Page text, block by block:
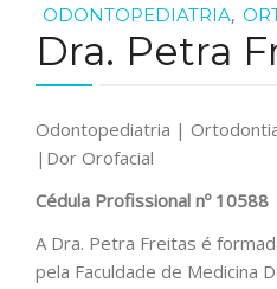
HISTÓRIA
EQUIPA
TRATAMENTOS
CASOS CLÍNICOS
ODONTOPEDIATRIA,
Dra. Petra
Odontopediatria |
|Dor Orofacial
Cédula Profissional nº 10588
A Dra. Petra Freitas é
pela Faculdade de Medicina